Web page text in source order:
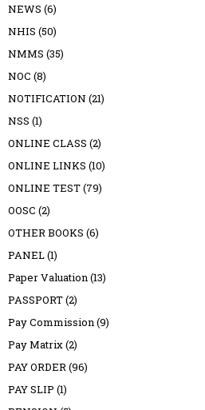
NEWS (6)
NHIS (50)
NMMS (35)
NOC (8)
NOTIFICATION (21)
NSS (1)
ONLINE CLASS (2)
ONLINE LINKS (10)
ONLINE TEST(79)
OOSC (2)
OTHER BOOKS (6)
PANEL(1)
Paper Valuation(13)
PASSPORT(2)
Pay Commission(9)
Pay Matrix(2)
PAY ORDER(96)
PAY SLIP (1)